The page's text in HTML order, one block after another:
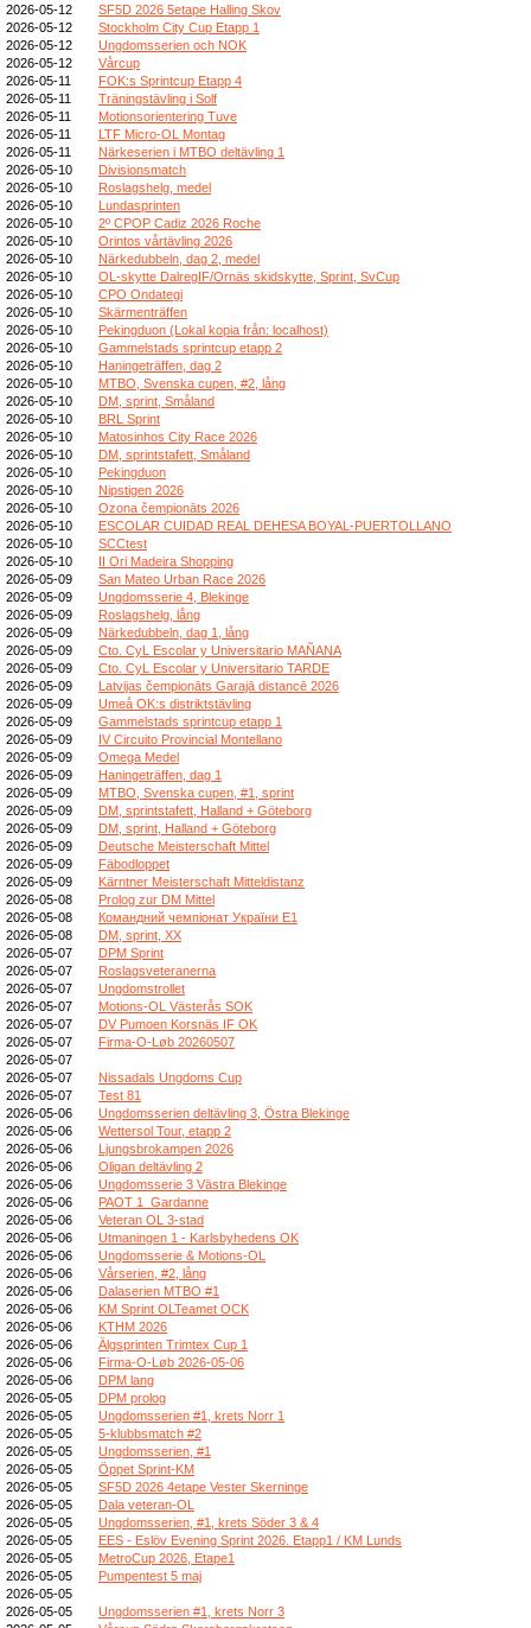
2026-05-12
SF5D 2026 5etape Halling Skov
2026-05-12
Stockholm City Cup Etapp 1
2026-05-12
Ungdomsserien och NOK
2026-05-12
Vårcup
2026-05-11
FOK:s Sprintcup Etapp 4
2026-05-11
Träningstävling i Solf
2026-05-11
Motionsorientering Tuve
2026-05-11
LTF Micro-OL Montag
2026-05-11
Närkeserien i MTBO deltävling 1
2026-05-10
Divisionsmatch
2026-05-10
Roslagshelg, medel
2026-05-10
Lundasprinten
2026-05-10
2º CPOP Cadiz 2026 Roche
2026-05-10
Orintos vårtävling 2026
2026-05-10
Närkedubbeln, dag 2, medel
2026-05-10
OL-skytte DalregIF/Ornäs skidskytte, Sprint, SvCup
2026-05-10
CPO Ondategi
2026-05-10
Skärmenträffen
2026-05-10
Pekingduon (Lokal kopia från: localhost)
2026-05-10
Gammelstads sprintcup etapp 2
2026-05-10
Haningeträffen, dag 2
2026-05-10
MTBO, Svenska cupen, #2, lång
2026-05-10
DM, sprint, Småland
2026-05-10
BRL Sprint
2026-05-10
Matosinhos City Race 2026
2026-05-10
DM, sprintstafett, Småland
2026-05-10
Pekingduon
2026-05-10
Nipstigen 2026
2026-05-10
Ozona čempionāts 2026
2026-05-10
ESCOLAR CUIDAD REAL DEHESA BOYAL-PUERTOLLANO
2026-05-10
SCCtest
2026-05-10
II Ori Madeira Shopping
2026-05-09
San Mateo Urban Race 2026
2026-05-09
Ungdomsserie 4, Blekinge
2026-05-09
Roslagshelg, lång
2026-05-09
Närkedubbeln, dag 1, lång
2026-05-09
Cto. CyL Escolar y Universitario MAÑANA
2026-05-09
Cto. CyL Escolar y Universitario TARDE
2026-05-09
Latvijas čempionāts Garajā distancē 2026
2026-05-09
Umeå OK:s distriktstävling
2026-05-09
Gammelstads sprintcup etapp 1
2026-05-09
IV Circuito Provincial Montellano
2026-05-09
Omega Medel
2026-05-09
Haningeträffen, dag 1
2026-05-09
MTBO, Svenska cupen, #1, sprint
2026-05-09
DM, sprintstafett, Halland + Göteborg
2026-05-09
DM, sprint, Halland + Göteborg
2026-05-09
Deutsche Meisterschaft Mittel
2026-05-09
Fäbodloppet
2026-05-09
Kärntner Meisterschaft Mitteldistanz
2026-05-08
Prolog zur DM Mittel
2026-05-08
Командний чемпіонат України E1
2026-05-08
DM, sprint, XX
2026-05-07
DPM Sprint
2026-05-07
Roslagsveteranerna
2026-05-07
Ungdomstrollet
2026-05-07
Motions-OL Västerås SOK
2026-05-07
DV Pumoen Korsnäs IF OK
2026-05-07
Firma-O-Løb 20260507
2026-05-07
2026-05-07
Nissadals Ungdoms Cup
2026-05-07
Test 81
2026-05-06
Ungdomsserien deltävling 3, Östra Blekinge
2026-05-06
Wettersol Tour, etapp 2
2026-05-06
Ljungsbrokampen 2026
2026-05-06
Oligan deltävling 2
2026-05-06
Ungdomsserie 3 Västra Blekinge
2026-05-06
PAOT 1_Gardanne
2026-05-06
Veteran OL 3-stad
2026-05-06
Utmaningen 1 - Karlsbyhedens OK
2026-05-06
Ungdomsserie & Motions-OL
2026-05-06
Vårserien, #2, lång
2026-05-06
Dalaserien MTBO #1
2026-05-06
KM Sprint OLTeamet OCK
2026-05-06
KTHM 2026
2026-05-06
Älgsprinten Trimtex Cup 1
2026-05-06
Firma-O-Løb 2026-05-06
2026-05-06
DPM lang
2026-05-05
DPM prolog
2026-05-05
Ungdomsserien #1, krets Norr 1
2026-05-05
5-klubbsmatch #2
2026-05-05
Ungdomsserien, #1
2026-05-05
Öppet Sprint-KM
2026-05-05
SF5D 2026 4etape Vester Skerninge
2026-05-05
Dala veteran-OL
2026-05-05
Ungdomsserien, #1, krets Söder 3 & 4
2026-05-05
EES - Eslöv Evening Sprint 2026. Etapp1 / KM Lunds
2026-05-05
MetroCup 2026, Etape1
2026-05-05
Pumpentest 5 maj
2026-05-05
2026-05-05
Ungdomsserien #1, krets Norr 3